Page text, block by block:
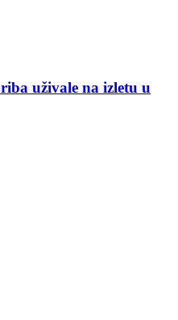
uživale na izletu u